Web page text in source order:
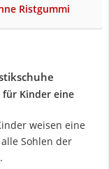
Ristgummi
für Kinder eine
weisen eine
Sohlen der